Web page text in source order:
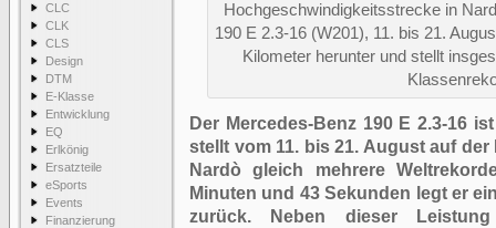
CLC
CLK
CLS
Design
DTM
E-Klasse
Entwicklung
EQ
Erlkönig
Ersatzteile
eSports
Events
Finanzierung
Hochgeschwindigkeitsstrecke in
190 E 2.3-16 (W201), 11. bis 21.
Kilometer herunter und stellt
Der Mercedes-Benz 190 E 2.3-16
stellt vom 11. bis 21. August auf
Nardò gleich mehrere
Minuten und 43 Sekunden legt er
zurück. Neben dieser